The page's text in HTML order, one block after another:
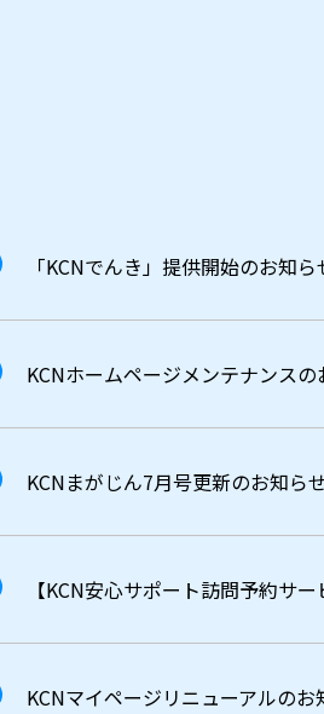
「KCNでんき」提供開始のお知ら
KCNホームページメンテナンスの
KCNまがじん7月号更新のお知ら
【KCN安心サポート訪問予約サ
KCNマイページリニューアルのお